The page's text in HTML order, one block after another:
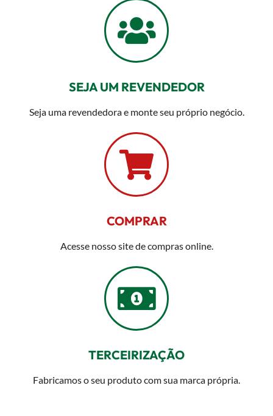
SEJA UM REVENDEDOR
Seja uma revendedora e monte seu próprio negócio.
COMPRAR
Acesse nosso site de compras online.
TERCEIRIZAÇÃO
Fabricamos o seu produto com sua marca própria.